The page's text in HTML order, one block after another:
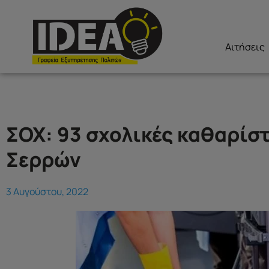
Αιτήσεις
ΣΟΧ: 93 σχολικές
Σερρών
3 Αυγούστου, 2022